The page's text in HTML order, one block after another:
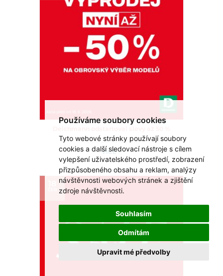
Používáme soubory cookies
Tyto webové stránky používají soubory
cookies a další sledovací nástroje s cílem
vylepšení uživatelského prostředí, zobrazení
přizpůsobeného obsahu a reklam, analýzy
návštěvnosti webových stránek a zjištění
zdroje návštěvnosti.
Souhlasím
Odmítám
Upravit mé předvolby
Užijte si léto naplno!
VÍCE >